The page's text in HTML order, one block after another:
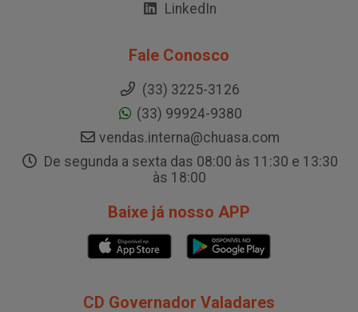
LinkedIn
Fale Conosco
(33) 3225-3126
(33) 99924-9380
vendas.interna@chuasa.com
De segunda a sexta das 08:00 às 11:30 e 13:30
às 18:00
Baixe já nosso APP
CD Governador Valadares